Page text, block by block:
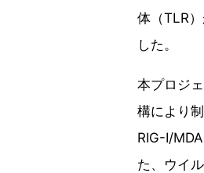
体（TLR
した。
本プロジ
構により
RIG-I/
た、ウイ